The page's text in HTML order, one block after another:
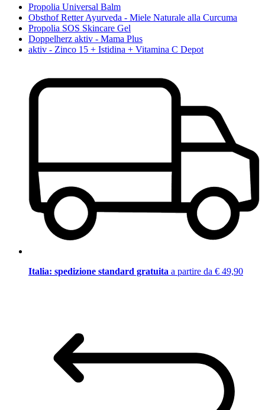
Propolia Universal Balm
Obsthof Retter Ayurveda - Miele Naturale alla Curcuma
Propolia SOS Skincare Gel
Doppelherz aktiv - Mama Plus
aktiv - Zinco 15 + Istidina + Vitamina C Depot
Italia: spedizione standard gratuita a partire da € 49,90